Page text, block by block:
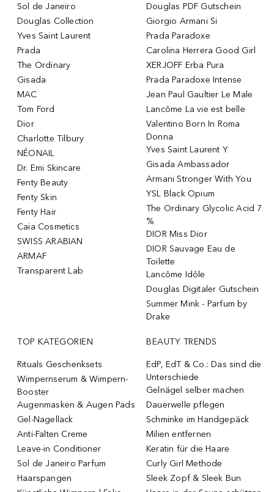
Sol de Janeiro
Douglas Collection
Yves Saint Laurent
Prada
The Ordinary
Gisada
MAC
Tom Ford
Dior
Charlotte Tilbury
NÉONAIL
Dr. Emi Skincare
Fenty Beauty
Fenty Skin
Fenty Hair
Caia Cosmetics
SWISS ARABIAN
ARMAF
Transparent Lab
Douglas PDF Gutschein
Giorgio Armani Si
Prada Paradoxe
Carolina Herrera Good Girl
XERJOFF Erba Pura
Prada Paradoxe Intense
Jean Paul Gaultier Le Male
Lancôme La vie est belle
Valentino Born In Roma
Donna
Yves Saint Laurent Y
Gisada Ambassador
Armani Stronger With You
YSL Black Opium
The Ordinary Glycolic Acid 7
%
DIOR Miss Dior
DIOR Sauvage Eau de
Toilette
Lancôme Idôle
Douglas Digitaler Gutschein
Summer Mink - Parfum by
Drake
TOP KATEGORIEN
Rituals Geschenksets
Wimpernserum & Wimpern-
Booster
Augenmasken & Augen Pads
Gel-Nagellack
Anti-Falten Creme
Leave-in Conditioner
Sol de Janeiro Parfum
Haarspangen
BEAUTY TRENDS
EdP, EdT & Co.: Das sind die
Unterschiede
Gelnägel selber machen
Dauerwelle pflegen
Schminke im Handgepäck
Milien entfernen
Keratin für die Haare
Curly Girl Methode
Sleek Zopf & Sleek Bun